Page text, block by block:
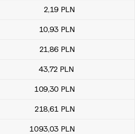
manat azeri a zloty polacchi
2,19 PLN
10,93 PLN
21,86 PLN
43,72 PLN
109,30 PLN
218,61 PLN
1093,03 PLN